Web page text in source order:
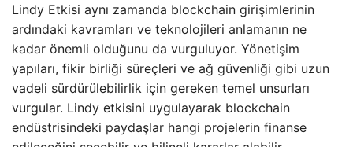
Lindy Etkisi aynı zamanda blockchain girişimlerinin
ardındaki kavramları ve teknolojileri anlamanın ne
kadar önemli olduğunu da vurguluyor. Yönetişim
yapıları, fikir birliği süreçleri ve ağ güvenliği gibi uzun
vadeli sürdürülebilirlik için gereken temel unsurları
vurgular. Lindy etkisini uygulayarak blockchain
endüstrisindeki paydaşlar hangi projelerin finanse